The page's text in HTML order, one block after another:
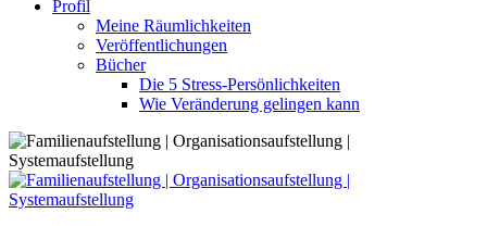
Profil
Meine Räumlichkeiten
Veröffentlichungen
Bücher
Die 5 Stress-Persönlichkeiten
Wie Veränderung gelingen kann